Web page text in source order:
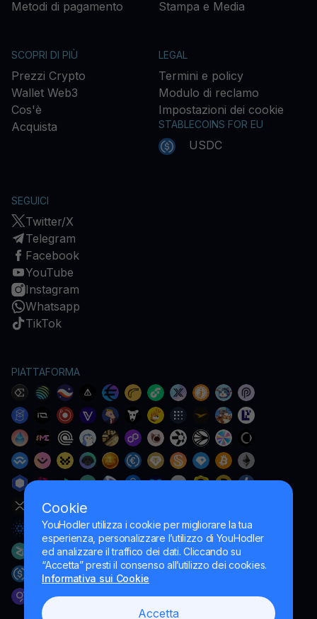
Cookie
YouHodler utilizza i cookie per migliorare la tua
esperienza, personalizzare l’utilizzo di YouHodler
ed analizzare il traffico dei dati. Cliccando su
“Accetta” presti il consenso all’utilizzo dei cookies.
Informativa sui Cookie
Accetta
Metodi di pagamento
Stampa e Media
SCOPRI DI PIÙ
Prezzi Crypto
Wallet Web3
Cos'è
Acquista
LEGAL
Termini e policy
Modulo di reclamo
Impostazioni dei cookie
STABLECOINS FOR EU
USDC
SEGUICI
Twitter/X
Telegram
Facebook
YouTube
Instagram
Whatsapp
TikTok
PIATTAFORMA